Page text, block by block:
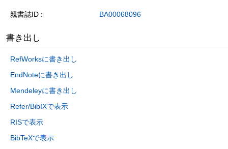
親書誌ID BA00068096
書き出し
RefWorksに書き出し
EndNoteに書き出し
Mendeleyに書き出し
Refer/BibIXで表示
RISで表示
BibTeXで表示